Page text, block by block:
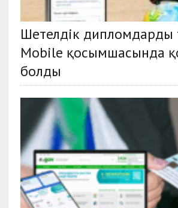
Шетелдік дипломдарды
Mobile қосымшасында
болды